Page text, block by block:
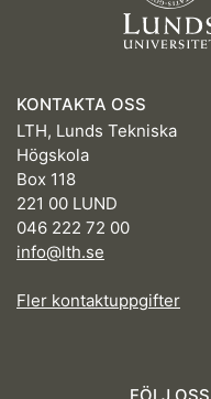
KONTAKTA OSS
LTH, Lunds Tekniska
Högskola
Box 118
221 00 LUND
046 222 72 00
info@lth.se
Fler kontaktuppgifter
FÖLJ